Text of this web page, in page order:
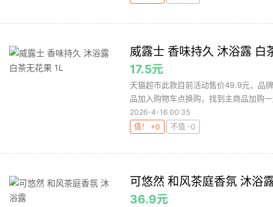
威露士 香味持久 沐浴露 白
17.5元
天猫超市此款目前活动售价49.9元，品
品加入购物车点换购，找到主商品加购
2026-4-16 00:35
值！ +0
不值 -0
可悠然 和风茶庭香氛 沐浴
36.9元